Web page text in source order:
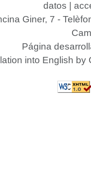
datos
Giner, 7 -
Página
into English by